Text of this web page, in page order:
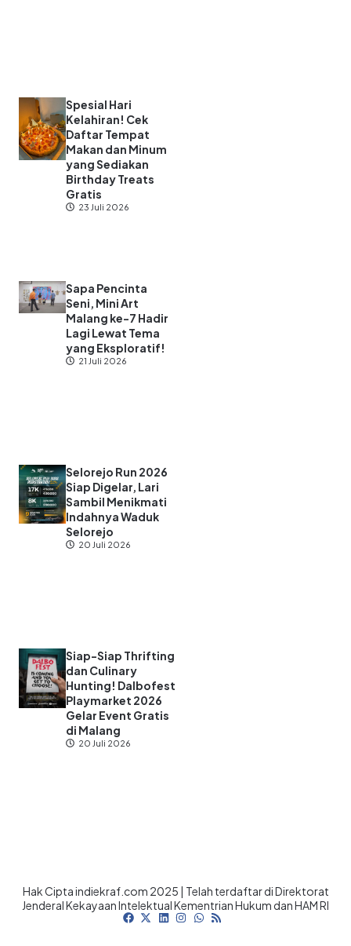
Spesial Hari
Kelahiran! Cek
Daftar Tempat
Makan dan Minum
yang Sediakan
Birthday Treats
Gratis
23 Juli 2026
Sapa Pencinta
Seni, Mini Art
Malang ke-7 Hadir
Lagi Lewat Tema
yang Eksploratif!
21 Juli 2026
Selorejo Run 2026
Siap Digelar, Lari
Sambil Menikmati
Indahnya Waduk
Selorejo
20 Juli 2026
Siap-Siap Thrifting
dan Culinary
Hunting! Dalbofest
Playmarket 2026
Gelar Event Gratis
di Malang
20 Juli 2026
Hak Cipta indiekraf.com 2025 | Telah terdaftar di Direktorat
Jenderal Kekayaan Intelektual Kementrian Hukum dan HAM RI